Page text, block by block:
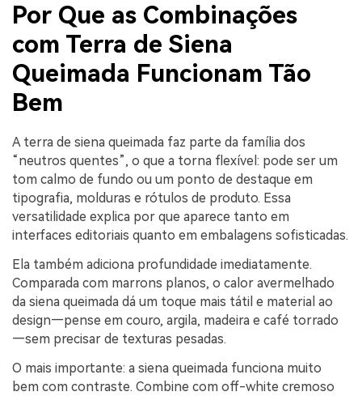
Por Que as Combinações
com Terra de Siena
Queimada Funcionam Tão
Bem
A terra de siena queimada faz parte da família dos
“neutros quentes”, o que a torna flexível: pode ser um
tom calmo de fundo ou um ponto de destaque em
tipografia, molduras e rótulos de produto. Essa
versatilidade explica por que aparece tanto em
interfaces editoriais quanto em embalagens sofisticadas.
Ela também adiciona profundidade imediatamente.
Comparada com marrons planos, o calor avermelhado
da siena queimada dá um toque mais tátil e material ao
design—pense em couro, argila, madeira e café torrado
—sem precisar de texturas pesadas.
O mais importante: a siena queimada funciona muito
bem com contraste. Combine com off-white cremoso